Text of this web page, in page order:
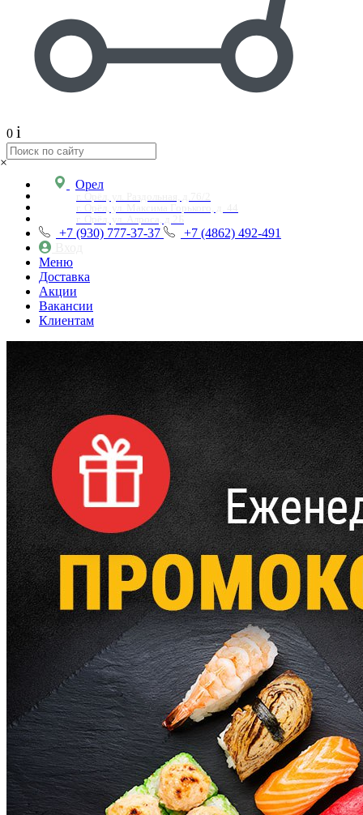
0 i
×
Орел
+7 (930) 777-37-37
+7 (4862) 492-491
Меню
Доставка
Акции
Вакансии
Клиентам